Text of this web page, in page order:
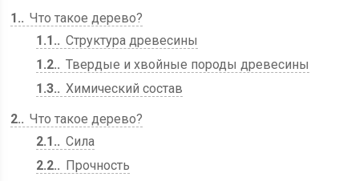
1.
Что такое дерево?
1.1.
Структура древесины
1.2.
Твердые и хвойные породы древесины
1.3.
Химический состав
2.
Что такое дерево?
2.1.
Сила
2.2.
Прочность